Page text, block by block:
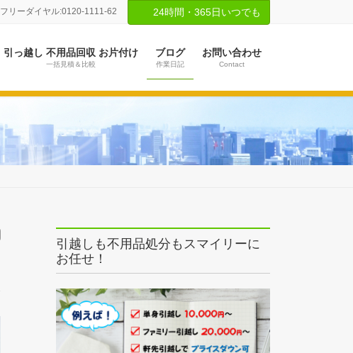
フリーダイヤル:0120-1111-62 24時間・365日いつでも
引っ越し 不用品回収 お片付け
一括見積＆比較
ブログ
作業日記
お問い合わせ
Contact
引越しも不用品処分もスマイリーに
お任せ！